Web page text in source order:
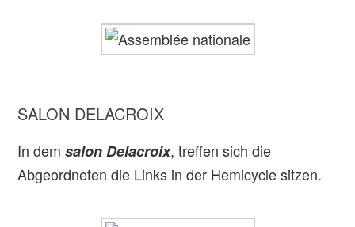
SALON DELACROIX
In demsalon Delacroix, treffen sich die
Abgeordneten die Links in der Hemicycle sitzen.